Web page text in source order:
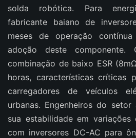
solda robótica. Para
fabricante baiano de
meses de operação
adoção deste
combinação de baixo ESR
horas, características críticas
carregadores de veículos
urbanas. Engenheiros do
sua estabilidade em
com inversores DC-AC para